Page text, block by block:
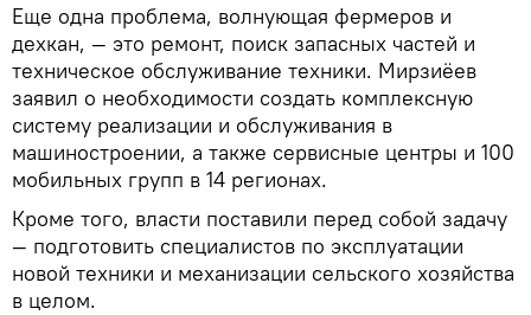
Еще одна проблема, волнующая фермеров и
дехкан, — это ремонт, поиск запасных частей и
техническое обслуживание техники. Мирзиёев
заявил о необходимости создать комплексную
систему реализации и обслуживания в
машиностроении, а также сервисные центры и 100
мобильных групп в 14 регионах.
Кроме того, власти поставили перед собой задачу
— подготовить специалистов по эксплуатации
новой техники и механизации сельского хозяйства
в целом.